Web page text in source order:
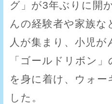
グ」が3年ぶりに開
んの経験者や家族な
人が集まり、小児
「ゴールドリボン
を身に着け、ウォー
した。